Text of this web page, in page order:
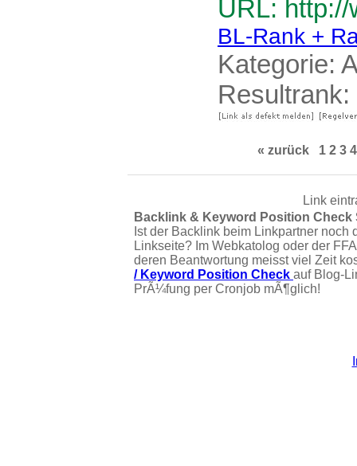
URL:
BL-Rank +
Kategorie:
Resultrank:
« zurück 1 2 3 4
Link
Backlink & Keyword Position
Ist der Backlink beim Linkpartner noch
Linkseite? Im Webkatolog oder der
deren Beantwortung meisst viel Zeit
/ Keyword Position Check auf Blog-
PrÃ¼fung per Cronjob mÃ¶glich!